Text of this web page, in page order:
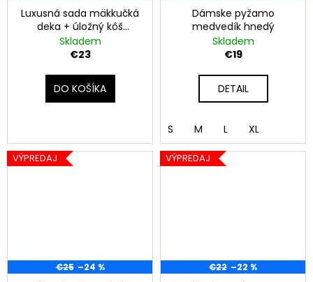
Luxusná sada mäkkučká
deka + úložný kôš
Himalayan Home -
červená
Skladem
€23
DO KOŠÍKA
Dámske pyžamo
medvedík hnedý
Skladem
€19
DETAIL
S M L XL
VÝPREDAJ
€25 –24 %
VÝPREDAJ
€22 –22 %